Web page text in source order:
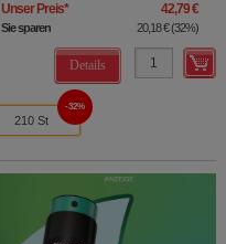
Unser Preis* 42,79 €
Sie sparen 20,18 €(32%)
Details
210 St
32%